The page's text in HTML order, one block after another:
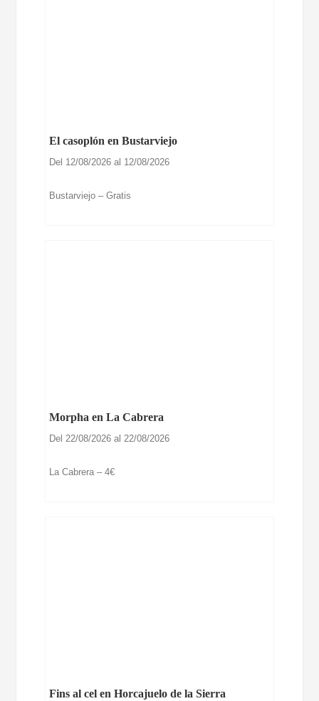
El casoplón en Bustarviejo
Del 12/08/2026 al 12/08/2026
Bustarviejo – Gratis
Morpha en La Cabrera
Del 22/08/2026 al 22/08/2026
La Cabrera – 4€
Fins al cel en Horcajuelo de la Sierra